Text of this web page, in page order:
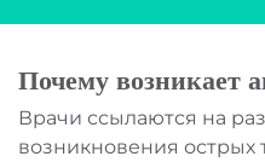
Почему возникает
Врачи ссылаются на
возникновения острых